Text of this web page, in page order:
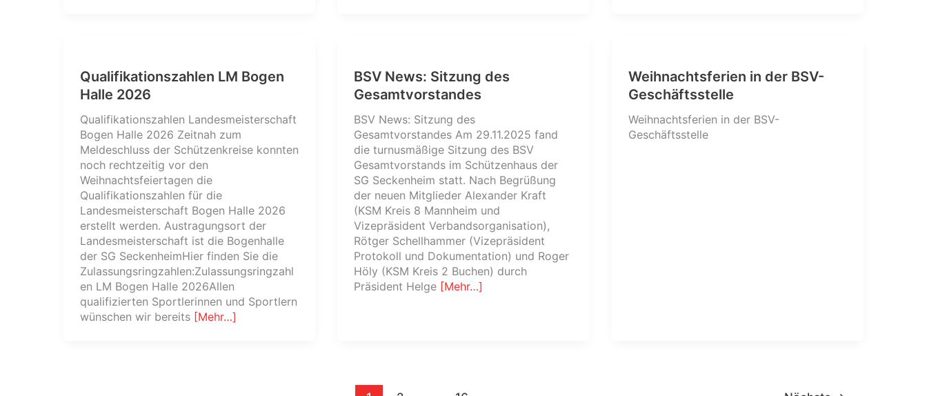
Qualifikationszahlen LM Bogen
Halle 2026
Qualifikationszahlen Landesmeisterschaft
Bogen Halle 2026 Zeitnah zum
Meldeschluss der Schützenkreise konnten
noch rechtzeitig vor den
Weihnachtsfeiertagen die
Qualifikationszahlen für die
Landesmeisterschaft Bogen Halle 2026
erstellt werden. Austragungsort der
Landesmeisterschaft ist die Bogenhalle
der SG SeckenheimHier finden Sie die
Zulassungsringzahlen:Zulassungsringzahl
en LM Bogen Halle 2026Allen
qualifizierten Sportlerinnen und Sportlern
wünschen wir bereits [Mehr…]
BSV News: Sitzung des
Gesamtvorstandes
BSV News: Sitzung des
Gesamtvorstandes Am 29.11.2025 fand
die turnusmäßige Sitzung des BSV
Gesamtvorstands im Schützenhaus der
SG Seckenheim statt. Nach Begrüßung
der neuen Mitglieder Alexander Kraft
(KSM Kreis 8 Mannheim und
Vizepräsident Verbandsorganisation),
Rötger Schellhammer (Vizepräsident
Protokoll und Dokumentation) und Roger
Höly (KSM Kreis 2 Buchen) durch
Präsident Helge [Mehr…]
Weihnachtsferien in der BSV-
Geschäftsstelle
Weihnachtsferien in der BSV-
Geschäftsstelle